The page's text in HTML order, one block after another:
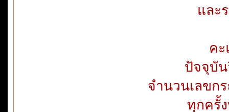
และ
ค
ปัจจุบัน
จำนวนเลขก
ทุกครั้